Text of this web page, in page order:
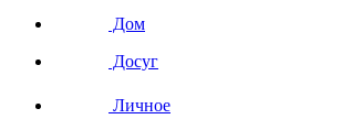
Дом
Досуг
Личное